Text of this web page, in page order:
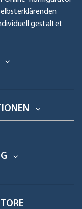
gestaltet